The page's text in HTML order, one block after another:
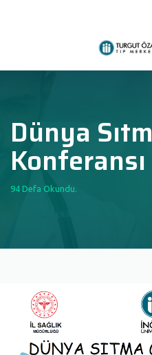
Dünya
Konferansı
94 Defa Okundu.